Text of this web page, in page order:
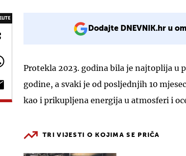
Dodajte DNEVNIK.hr u
Protekla 2023. godina bila je najtoplija u
godine, a svaki je od posljednjih 10
kao i prikupljena energija u atmosferi i
TRI VIJESTI O KOJIMA SE PRIČA